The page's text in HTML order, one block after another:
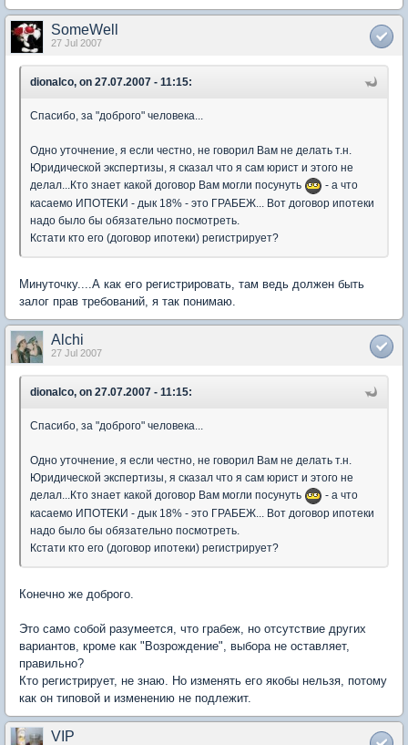
SomeWell
27 Jul 2007
dionalco, on 27.07.2007 - 11:15:
Спасибо, за "доброго" человека...
Одно уточнение, я если честно, не говорил Вам не делать т.н.
Юридической экспертизы, я сказал что я сам юрист и этого не
делал...Кто знает какой договор Вам могли посунуть
- а что
касаемо ИПОТЕКИ - дык 18% - это ГРАБЕЖ... Вот договор ипотеки
надо было бы обязательно посмотреть.
Кстати кто его (договор ипотеки) регистрирует?
Минуточку....А как его регистрировать, там ведь должен быть
залог прав требований, я так понимаю.
Alchi
27 Jul 2007
dionalco, on 27.07.2007 - 11:15:
Спасибо, за "доброго" человека...
Одно уточнение, я если честно, не говорил Вам не делать т.н.
Юридической экспертизы, я сказал что я сам юрист и этого не
делал...Кто знает какой договор Вам могли посунуть
- а что
касаемо ИПОТЕКИ - дык 18% - это ГРАБЕЖ... Вот договор ипотеки
надо было бы обязательно посмотреть.
Кстати кто его (договор ипотеки) регистрирует?
Конечно же доброго.
Это само собой разумеется, что грабеж, но отсутствие других
вариантов, кроме как "Возрождение", выбора не оставляет,
правильно?
Кто регистрирует, не знаю. Но изменять его якобы нельзя, потому
как он типовой и изменению не подлежит.
VIP